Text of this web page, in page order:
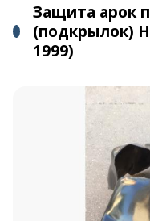
Защита арок
(подкрылок)
1999)